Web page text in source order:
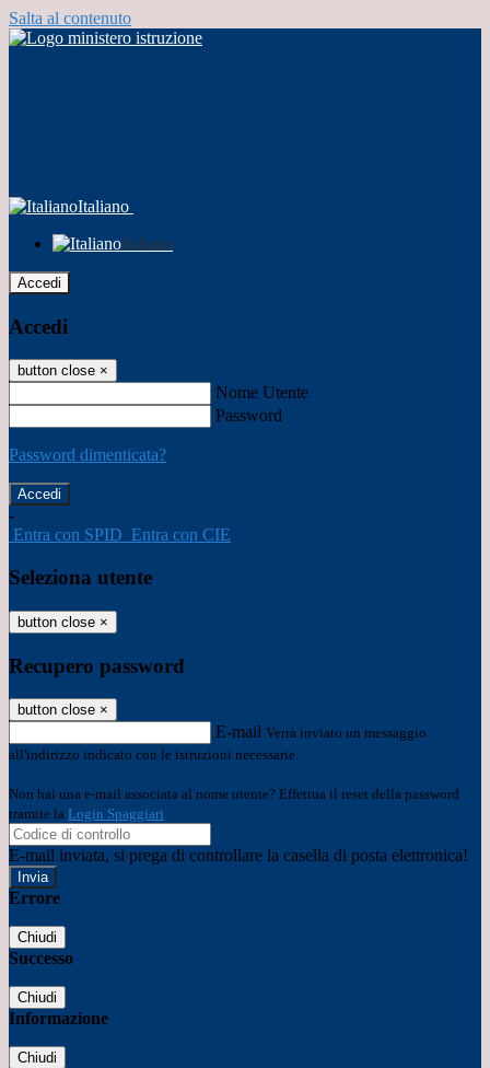
Salta al contenuto
Italiano
Italiano
Accedi
Accedi
button close ×
Nome Utente
Password
Password dimenticata?
-
Entra con SPID Entra con CIE
Seleziona utente
button close ×
Recupero password
button close ×
E-mail Verrà inviato un messaggio
all'indirizzo indicato con le istruzioni necessarie.
Non hai una e-mail associata al nome utente? Effettua il reset della password
tramite la Login Spaggiari
E-mail inviata, si prega di controllare la casella di posta elettronica!
Errore
Chiudi
Successo
Chiudi
Informazione
Chiudi